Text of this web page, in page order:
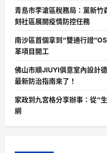
青島市李滄區稅務局：黨新竹
刻社區展開疫情防控任務
南沙區首個拿到“雙通行證
革項目開工
佛山市順JIUYI俱意室內設計
最新防治指南來了！
家政到九宮格分享辦事：從“
網